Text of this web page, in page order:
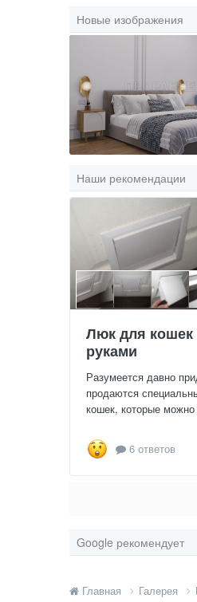
Новые изображения
Наши рекомендации
Люк для кошек
руками
Разумеется давно
продаются
кошек, которые
6 ответов
Google рекомендует
Главная Галерея